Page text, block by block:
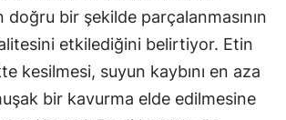
doğru bir şekilde parçalanmasının
etkilediğini belirtiyor. Etin
kesilmesi, suyun kaybını en aza
bir kavurma elde edilmesine